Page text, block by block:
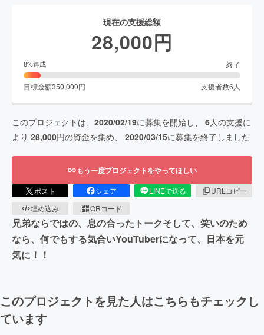
現在の支援総額
28,000円
8%達成 終了
目標金額350,000円 支援者数6 人
このプロジェクトは、 2020/02/19に募集を開始し、 6人の支援に
より 28,000円の資金を集め、 2020/03/15に募集を終了しました
もう一度プロジェクトをやってほしい
ポスト シェア LINEで送る
URLコピー
埋め込み
QRコード
兄弟ならではの、息の合ったトークそして、笑いのため
なら、何でもする気合いYouTuberになって、日本を元
気に！！
このプロジェクトを見た人はこちらもチェックし
ています